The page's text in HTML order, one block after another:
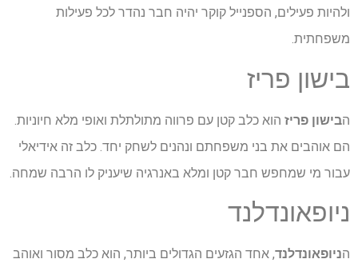
ולהיות פעילים, הספנייל קוקר יהיה חבר נהדר לכל פעילות
משפחתית.
בישון פריז
הבישון פריז הוא כלב קטן עם פרווה מתולתלת ואופי מלא חיוניות.
הם אוהבים את בני משפחתם ונהנים לשחק יחד. כלב זה אידיאלי
עבור מי שמחפש חבר קטן ומלא באנרגיה שיעניק לו הרבה שמחה.
ניופאונדלנד
הניופאונדלנד, אחד הגזעים הגדולים ביותר, הוא כלב מסור ואוהב